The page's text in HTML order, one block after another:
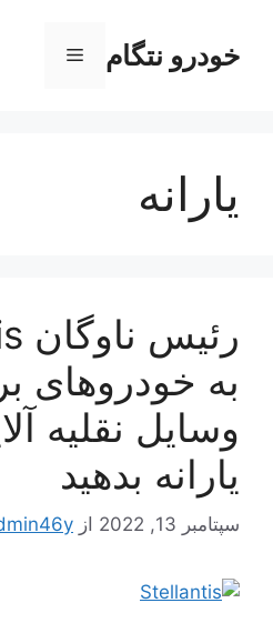
محتواخودرو نتگام فهرست
یارانه
به خودروهای
وسایل نقلیه
یارانه بدهید
سپتامبر 13, 2022 از